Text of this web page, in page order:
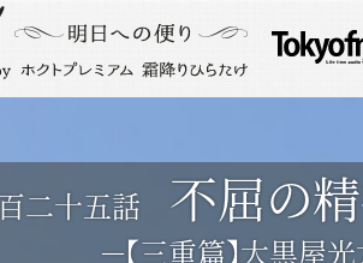
二十五話 不屈の
－【三重篇】大黒屋